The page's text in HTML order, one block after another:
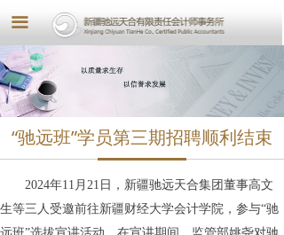
끀
“驰远班”学员第三期招聘顺利结束
2024年11 月 21 日，新疆驰远天合集团董事高文
生等三人受邀前往新疆财经大学会计学院，参与“驰